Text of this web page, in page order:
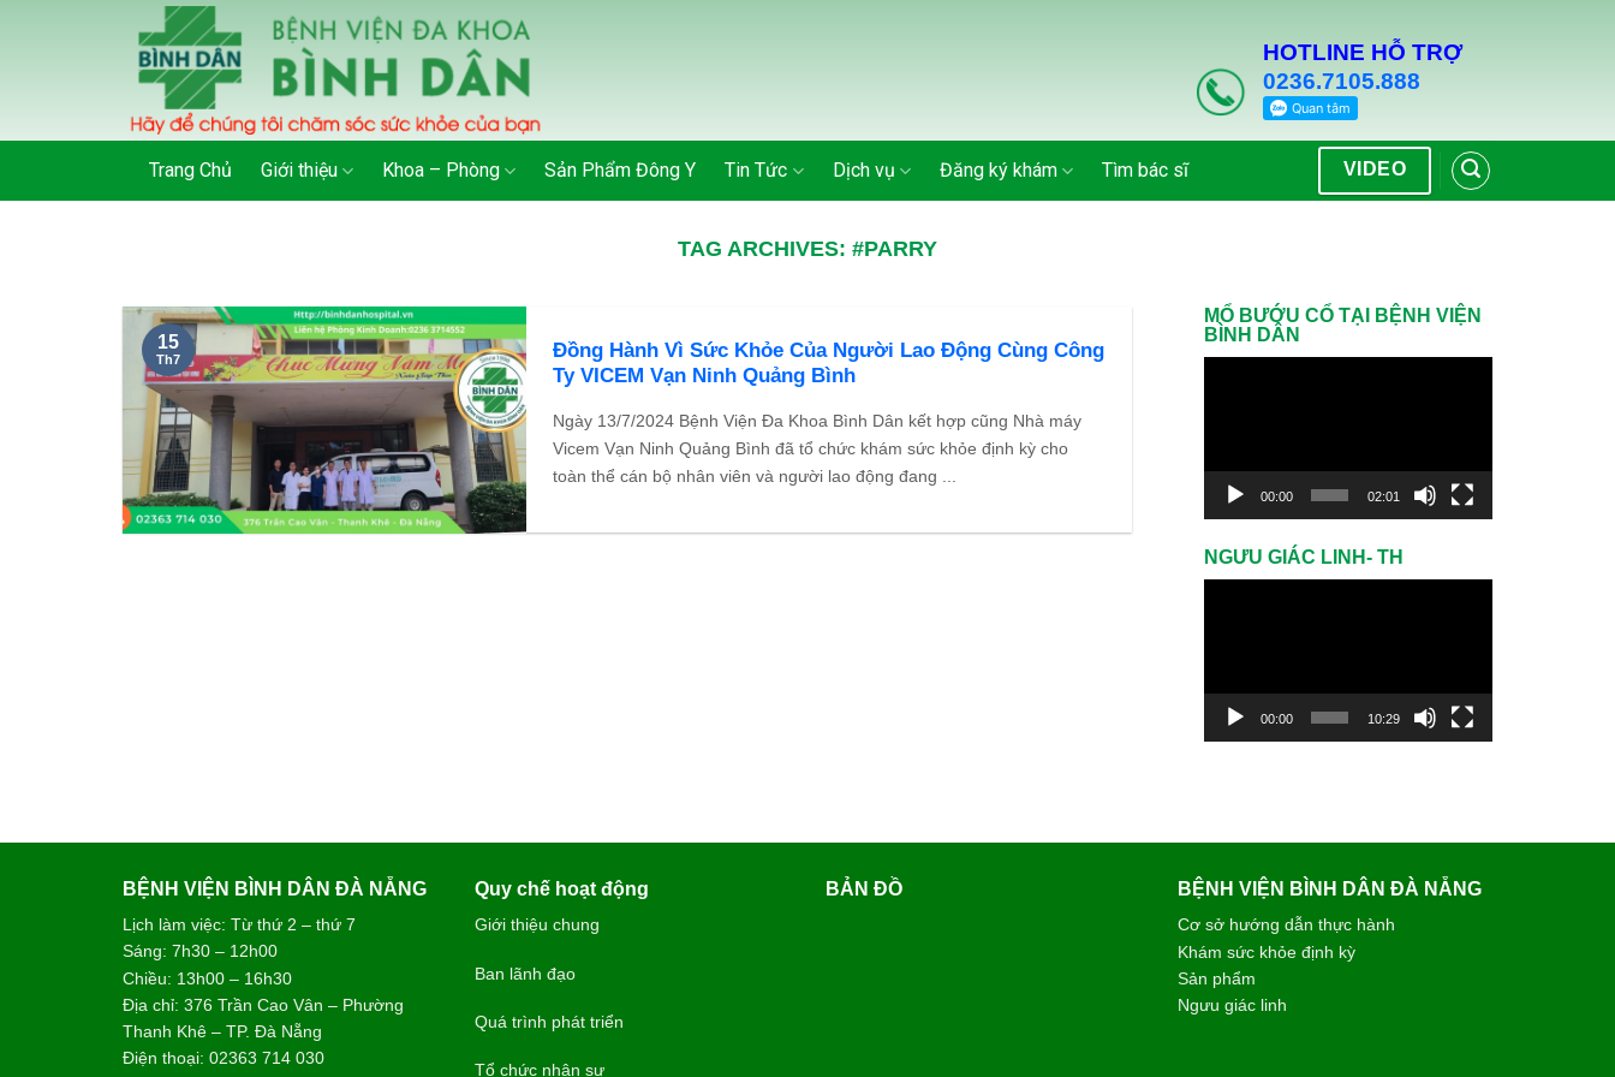
HOTLINE HỖ TRỢ
0236.7105.888
Trang Chủ Giới thiệu Khoa – Phòng Sản Phẩm Đông Y Tin Tức Dịch vụ Đăng ký khám Tìm bác sĩ VIDEO
TAG ARCHIVES: #PARRY
Đồng Hành Vì Sức Khỏe Của Người Lao Động Cùng Công
Ty VICEM Vạn Ninh Quảng Bình
Ngày 13/7/2024 Bệnh Viện Đa Khoa Bình Dân kết hợp cũng Nhà máy
Vicem Vạn Ninh Quảng Bình đã tổ chức khám sức khỏe định kỳ cho
toàn thể cán bộ nhân viên và người lao động đang ...
15
Th7
MỔ BƯỚU CỔ TẠI BỆNH VIỆN
BÌNH DÂN
00:00 02:01
NGƯU GIÁC LINH- TH
00:00 10:29
BỆNH VIỆN BÌNH DÂN ĐÀ NẴNG
Lịch làm việc: Từ thứ 2 – thứ 7
Sáng: 7h30 – 12h00
Chiều: 13h00 – 16h30
Địa chỉ: 376 Trần Cao Vân – Phường
Thanh Khê – TP. Đà Nẵng
Điện thoại: 02363 714 030
Quy chế hoạt động
Giới thiệu chung
Ban lãnh đạo
Quá trình phát triển
Tổ chức nhân sự
BẢN ĐỒ BỆNH VIỆN BÌNH DÂN ĐÀ NẴNG
Cơ sở hướng dẫn thực hành
Khám sức khỏe định kỳ
Sản phẩm
Ngưu giác linh